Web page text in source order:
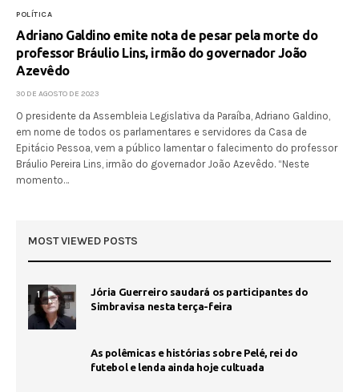
POLÍTICA
Adriano Galdino emite nota de pesar pela morte do
professor Bráulio Lins, irmão do governador João
Azevêdo
30 DE AGOSTO DE 2023
O presidente da Assembleia Legislativa da Paraíba, Adriano Galdino,
em nome de todos os parlamentares e servidores da Casa de
Epitácio Pessoa, vem a público lamentar o falecimento do professor
Bráulio Pereira Lins, irmão do governador João Azevêdo. “Neste
momento…
MOST VIEWED POSTS
1
Jória Guerreiro saudará os participantes do
Simbravisa nesta terça-feira
As polêmicas e histórias sobre Pelé, rei do
futebol e lenda ainda hoje cultuada